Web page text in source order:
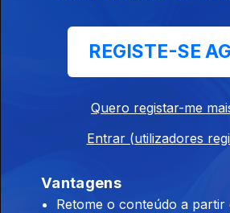
REGISTE-SE
Quero registar-me
Entrar (utilizadores
Vantagens
Retome o conteúdo a partir